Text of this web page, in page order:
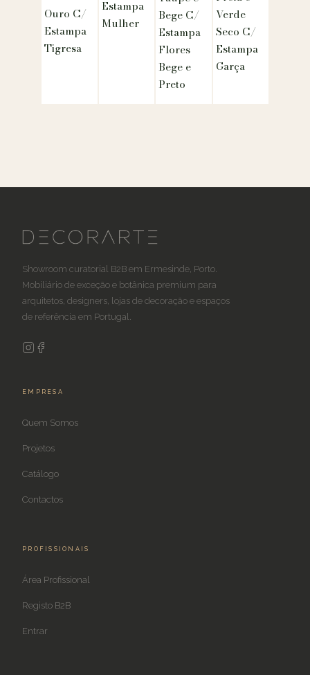
Ouro C/
Estampa
Tigresa
Estampa
Mulher
Bege C/
Estampa
Flores
Bege e
Preto
Verde
Seco C/
Estampa
Garça
Showroom curatorial B2B em Ermesinde, Porto.
Mobiliário de exceção e botânica premium para
arquitetos, designers, lojas de decoração e espaços
de referência em Portugal.
EMPRESA
Quem Somos
Projetos
Catálogo
Contactos
PROFISSIONAIS
Área Profissional
Registo B2B
Entrar